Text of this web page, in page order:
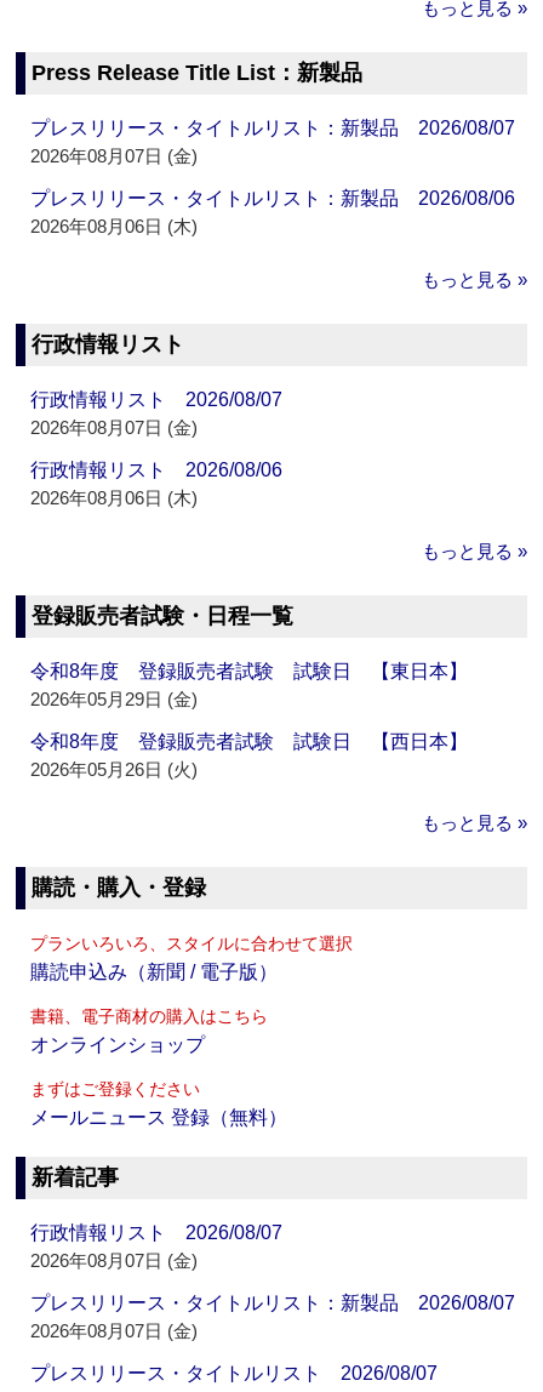
もっと見る »
Press Release Title List：新製品
プレスリリース・タイトルリスト：新製品 2026/08/07
2026年08月07日 (金)
プレスリリース・タイトルリスト：新製品 2026/08/06
2026年08月06日 (木)
もっと見る »
行政情報リスト
行政情報リスト 2026/08/07
2026年08月07日 (金)
行政情報リスト 2026/08/06
2026年08月06日 (木)
もっと見る »
登録販売者試験・日程一覧
令和8年度 登録販売者試験 試験日 【東日本】
2026年05月29日 (金)
令和8年度 登録販売者試験 試験日 【西日本】
2026年05月26日 (火)
もっと見る »
購読・購入・登録
プランいろいろ、スタイルに合わせて選択
購読申込み（新聞 / 電子版）
書籍、電子商材の購入はこちら
オンラインショップ
まずはご登録ください
メールニュース 登録（無料）
新着記事
行政情報リスト 2026/08/07
2026年08月07日 (金)
プレスリリース・タイトルリスト：新製品 2026/08/07
2026年08月07日 (金)
プレスリリース・タイトルリスト 2026/08/07